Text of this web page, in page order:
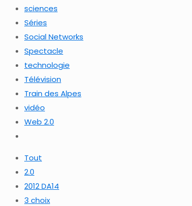
sciences
Séries
Social Networks
Spectacle
technologie
Télévision
Train des Alpes
vidéo
Web 2.0
Tout
2.0
2012 DA14
3 choix